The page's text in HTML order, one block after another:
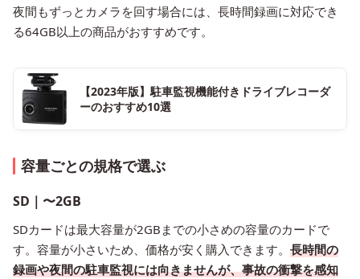
夜間もずっとカメラを回す場合には、長時間録画に対応でき
る64GB以上の商品がおすすめです。
【2023年版】駐車監視機能付きドライブレコーダ
ーのおすすめ10選
容量ごとの規格で選ぶ
SD｜〜2GB
SDカードは最大容量が2GBまでの小さめの容量のカードで
す。容量が小さいため、価格が安く購入できます。 長時間の
録画や夜間の駐車監視には向きませんが、事故の衝撃を感知